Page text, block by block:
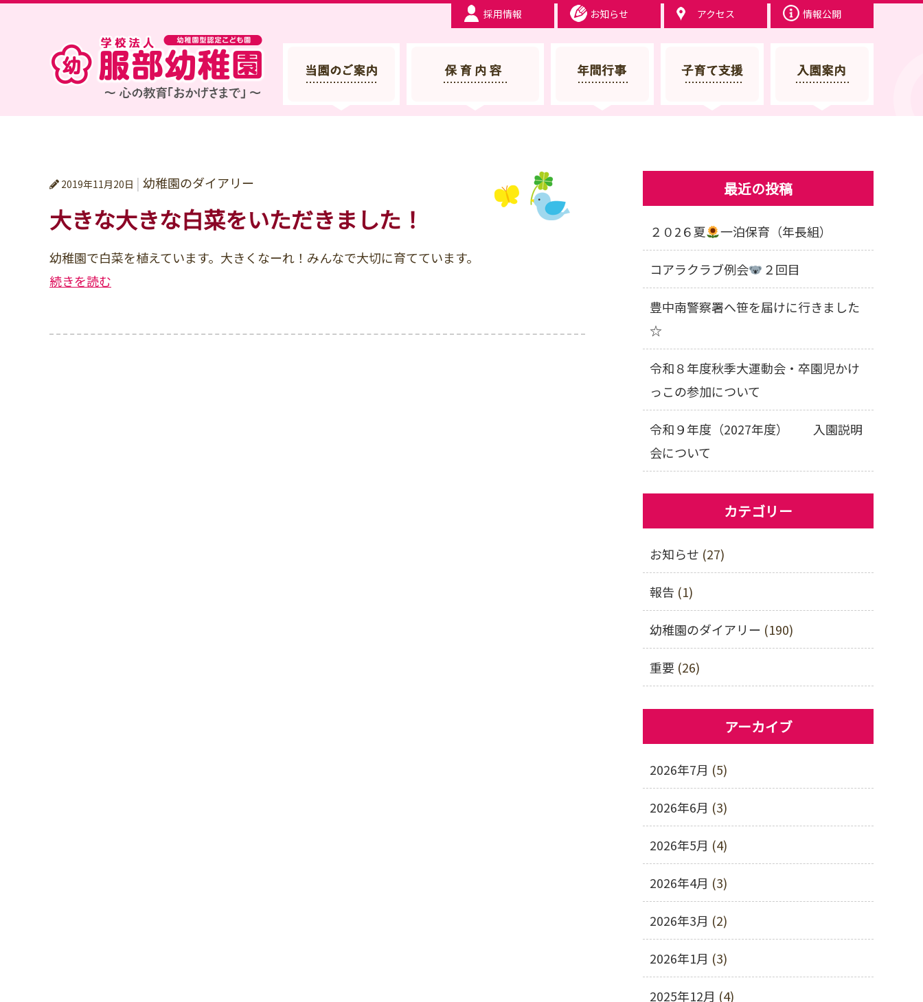
採用情報 お知らせ アクセス 情報公開
2019年11月20日 幼稚園のダイアリー
大きな大きな白菜をいただきました！
幼稚園で白菜を植えています。大きくなーれ！みんなで大切に育てています。
続きを読む
最近の投稿
２０2６夏 一泊保育（年長組）
コアラクラブ例会 ２回目
豊中南警察署へ笹を届けに行きました
☆
令和８年度秋季大運動会・卒園児かけ
っこの参加について
令和９年度（2027年度） 入園説明
会について
カテゴリー
お知らせ (27)
報告 (1)
幼稚園のダイアリー (190)
重要 (26)
アーカイブ
2026年7月 (5)
2026年6月 (3)
2026年5月 (4)
2026年4月 (3)
2026年3月 (2)
2026年1月 (3)
2025年12月 (4)